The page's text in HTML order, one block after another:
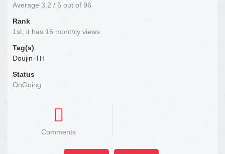
Average 3.2 / 5 out of 96
Rank
1st, it has 16 monthly views
Tag(s)
Doujin-TH
Status
OnGoing
Comments